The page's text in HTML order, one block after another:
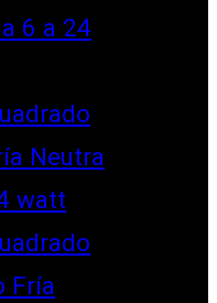
6 a 24
Neutra
watt
Fría